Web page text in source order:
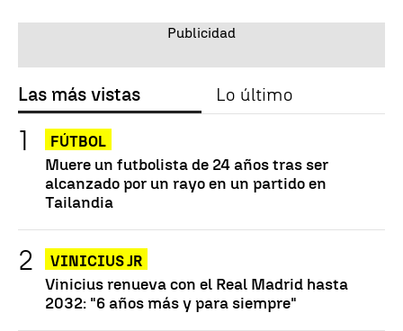
Las más vistas Lo último
FÚTBOL
Muere un futbolista de 24 años tras ser
alcanzado por un rayo en un partido en
Tailandia
VINICIUS JR
Vinicius renueva con el Real Madrid hasta
2032: "6 años más y para siempre"